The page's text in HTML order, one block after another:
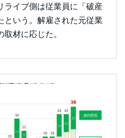
ライブ側は従業員に「破産
という。解雇された元従業
材に応じた。